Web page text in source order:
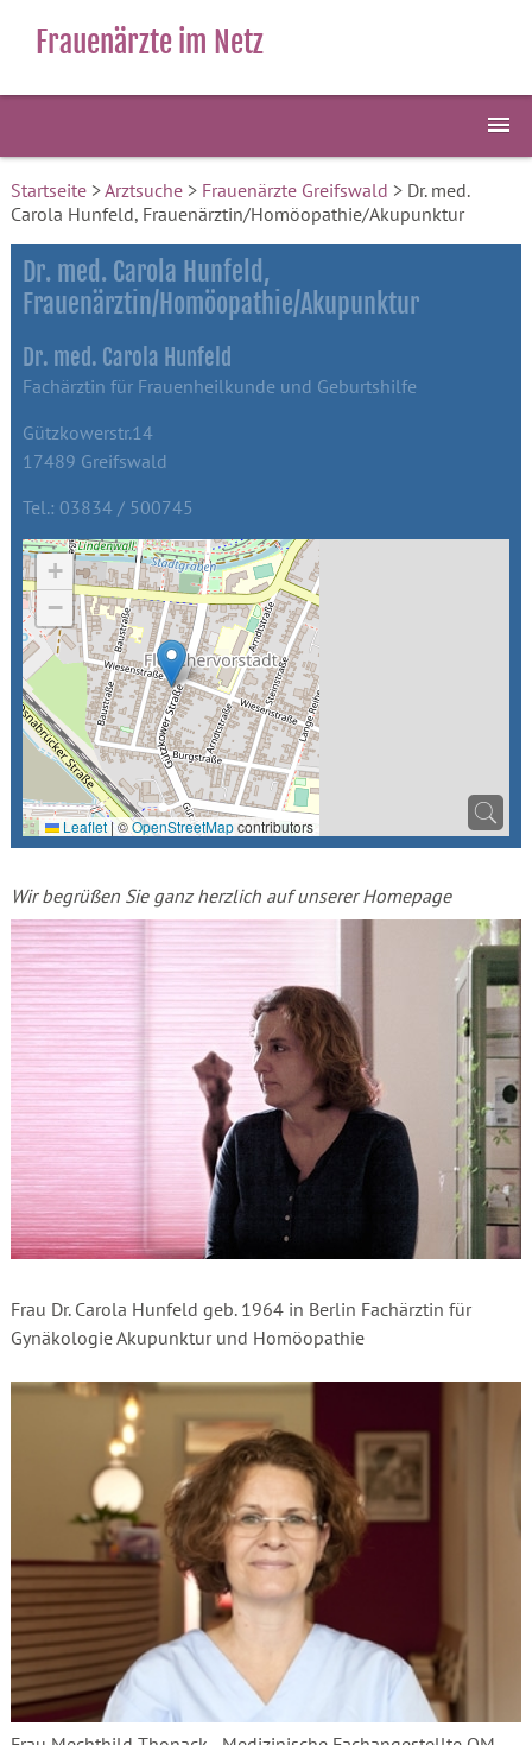
Frauenärzte im Netz
Startseite>Arztsuche> Frauenärzte Greifswald > Dr. med.
Carola Hunfeld, Frauenärztin/Homöopathie/Akupunktur
Dr. med. Carola Hunfeld,
Frauenärztin/Homöopathie/Akupunktur
Dr. med. Carola Hunfeld
Fachärztin für Frauenheilkunde und Geburtshilfe
Gützkowerstr.14
17489 Greifswald
Tel.: 03834 / 500745
+
−
Leaflet|©OpenStreetMapcontributors
Wir begrüßen Sie ganz herzlich auf unserer Homepage
Frau Dr. Carola Hunfeld geb. 1964 in Berlin Fachärztin für
Gynäkologie Akupunktur und Homöopathie